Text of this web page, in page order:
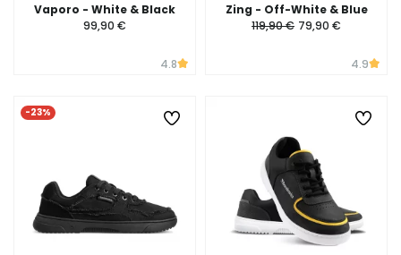
Vaporo - White & Black
99,90 €
4.8
Zing - Off-White & Blue
119,90 € 79,90 €
4.9
-23%